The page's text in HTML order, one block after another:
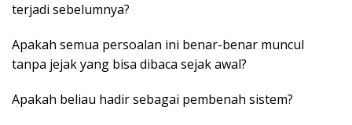
terjadi sebelumnya?
Apakah semua persoalan ini benar-benar muncul
tanpa jejak yang bisa dibaca sejak awal?
Apakah beliau hadir sebagai pembenah sistem?